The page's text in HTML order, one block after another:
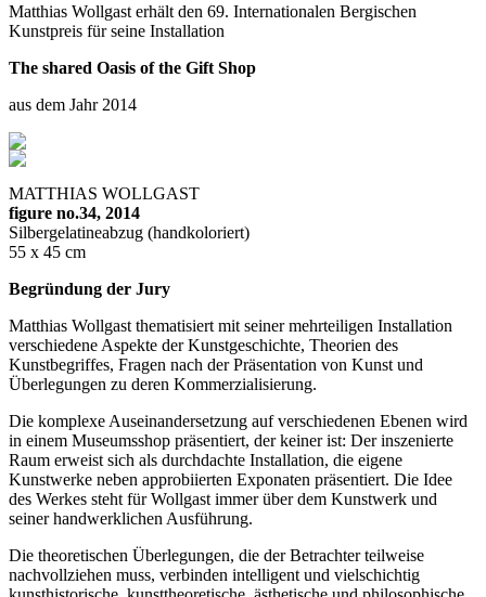
Matthias Wollgast erhält den 69. Internationalen Bergischen
Kunstpreis für seine Installation
The shared Oasis of the Gift Shop
aus dem Jahr 2014
MATTHIAS WOLLGAST
figure no.34, 2014
Silbergelatineabzug (handkoloriert)
55 x 45 cm
Begründung der Jury
Matthias Wollgast thematisiert mit seiner mehrteiligen Installation
verschiedene Aspekte der Kunstgeschichte, Theorien des
Kunstbegriffes, Fragen nach der Präsentation von Kunst und
Überlegungen zu deren Kommerzialisierung.
Die komplexe Auseinandersetzung auf verschiedenen Ebenen wird
in einem Museumsshop präsentiert, der keiner ist: Der inszenierte
Raum erweist sich als durchdachte Installation, die eigene
Kunstwerke neben approbiierten Exponaten präsentiert. Die Idee
des Werkes steht für Wollgast immer über dem Kunstwerk und
seiner handwerklichen Ausführung.
Die theoretischen Überlegungen, die der Betrachter teilweise
nachvollziehen muss, verbinden intelligent und vielschichtig